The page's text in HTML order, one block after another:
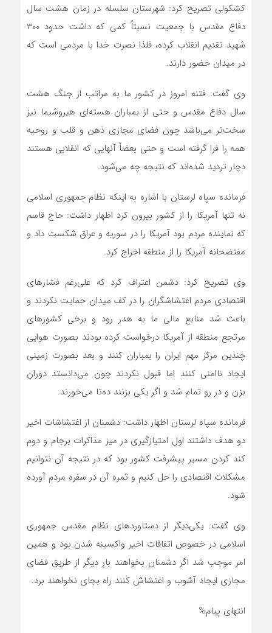
کشکولی تصریح کرد: شهرستان سلسله در زمان هشت سال
دفاع مقدس با جمعیت نسبتاً کمی که داشت حدود ۳۰۰
شهید تقدیم انقلاب کرده، فلذا نصرت خدا با مردمی است که
در میدان حضور دارند‌.
وی گفت: فتنه امروز در کشور ما به مراتب از جنگ هشت
سال دفاع مقدس و حتی از بمباران هسته‌ای هیروشیما نیز
سخت‌‌تر می‌باشد چون فضای مجازی ذهن و قلب و روحیه
همه را فرا گرفته است و حتی بعضاً آنهایی که انقلابی هستند
دچار تردید شده‌اند که نتیجه چه می‌شود.
فرمانده سپاه لرستان با اشاره به اینکه نظام جمهوری اسلامی
نه تنها آمریکا را از کشور بیرون کرد اظهار داشت: حاج قاسم
که نماینده مردم بود آمریکا را در سوریه و عراق شکست داد و
مفتضحانه آمریکا را از منطقه اخراج کرد.
وی تصریح کرد: دشمن اعتراف کرد که علی‌رغم فشارهای
اقتصادی مردم اغتشاشگران را در کف میدان حمایت نکردند و
باعث شد منابع مالی ما به هدر رود و برخی کشورهای
مرتجع منطقه از آمریکا درخواست کرده بودند بصورت هوایی
چندین مرکز مهم ایران را بمباران کنند و بعد بصورت زمینی
ایجاد ناامنی کنند اما قبول نکردند چون می‌دانستد دوران
بزن و در رو تمام شد و اگر یکی بزنند ده‌تا می‌خورند.
فرمانده سپاه لرستان اظهار داشت: دشمنان از اغتشاشات اخیر
دو هدف داشتند اول امتیازگیری در میز مذاکرات برجام و دوم
کند کردن مسیر پیشرفت کشور بود که در نتیجه آن نتوانیم
مشکلات اقتصادی را حل کنیم و ثمره آن در سفره مردم آورده
شود.
وی گفت: یکی‌دیگر از دستاوردهای نظام مقدس جمهوری
اسلامی در خصوص اتفاقات اخیر واکسینه شدن بود و همین
امر موجب شد اگر دشمنان بخواهند بار دیگر از طریق فضای
مجازی ایجاد آشوب و اغتشاش کنند راه بجای نخواهند برد.
انتهای پیام%